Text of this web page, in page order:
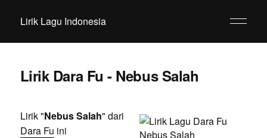
Lirik Lagu Indonesia
Lirik Dara Fu - Nebus Salah
Lirik "Nebus Salah" dari
Dara Fu ini